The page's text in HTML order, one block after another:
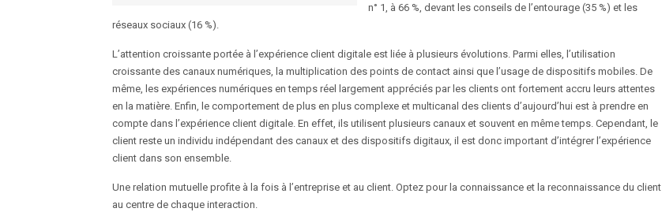
n° 1, à 66 %, devant les conseils de l’entourage (35 %) et les
réseaux sociaux (16 %).
L’attention croissante portée à l’expérience client digitale est liée à plusieurs évolutions. Parmi elles, l’utilisation
croissante des canaux numériques, la multiplication des points de contact ainsi que l’usage de dispositifs mobiles. De
même, les expériences numériques en temps réel largement appréciés par les clients ont fortement accru leurs attentes
en la matière. Enfin, le comportement de plus en plus complexe et multicanal des clients d’aujourd’hui est à prendre en
compte dans l’expérience client digitale. En effet, ils utilisent plusieurs canaux et souvent en même temps. Cependant, le
client reste un individu indépendant des canaux et des dispositifs digitaux, il est donc important d’intégrer l’expérience
client dans son ensemble.
Une relation mutuelle profite à la fois à l’entreprise et au client. Optez pour la connaissance et la reconnaissance du client
au centre de chaque interaction.